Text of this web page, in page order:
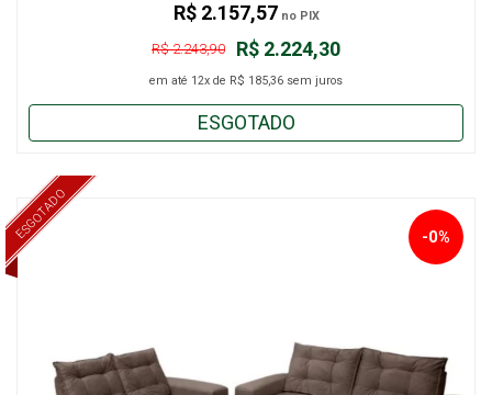
R$ 2.224,30
R$ 2.243,90
em até 12x de R$ 185,36 sem juros
R$ 2.157,57 no PIX
ESGOTADO
ESGOTADO -0%